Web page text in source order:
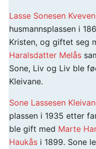
Lasse Sonesen Kveven
husmannsplassen i
Kristen, og giftet seg
Haralsdatter Melås
Sone, Liv og Liv ble
Kleivane.
Sone Lassesen
plassen i 1935 etter
ble gift med Marte
Haukås i 1899. Sone